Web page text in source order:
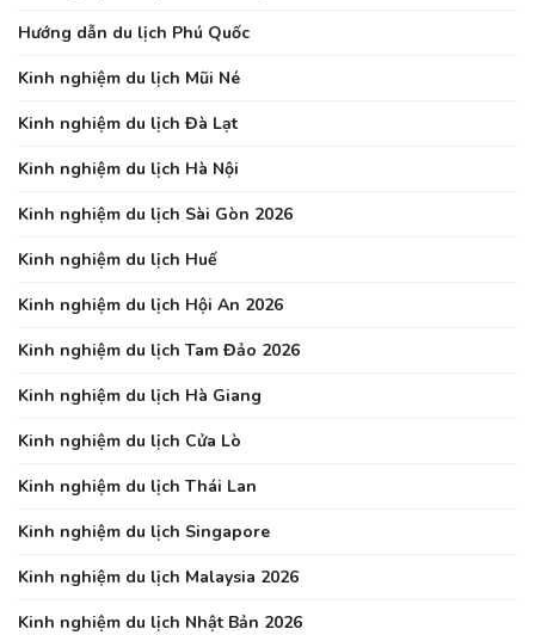
Hướng dẫn du lịch Phú Quốc
Kinh nghiệm du lịch Mũi Né
Kinh nghiệm du lịch Đà Lạt
Kinh nghiệm du lịch Hà Nội
Kinh nghiệm du lịch Sài Gòn 2026
Kinh nghiệm du lịch Huế
Kinh nghiệm du lịch Hội An 2026
Kinh nghiệm du lịch Tam Đảo 2026
Kinh nghiệm du lịch Hà Giang
Kinh nghiệm du lịch Cửa Lò
Kinh nghiệm du lịch Thái Lan
Kinh nghiệm du lịch Singapore
Kinh nghiệm du lịch Malaysia 2026
Kinh nghiệm du lịch Nhật Bản 2026